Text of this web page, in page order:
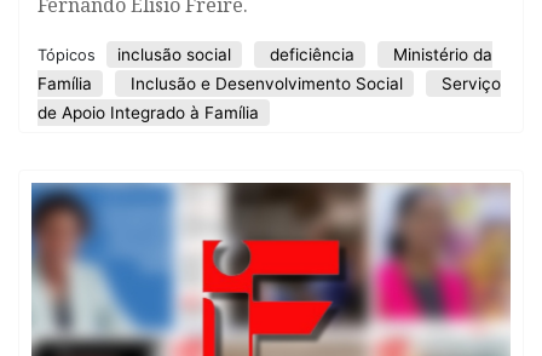
Tópicos inclusão social deficiência
Ministério da
Família
Inclusão e Desenvolvimento Social
Serviço
de Apoio Integrado à Família